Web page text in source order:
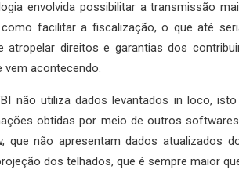
envolvida possibilitar a transmissão
facilitar a fiscalização, o que até
atropelar direitos e garantias dos
vem acontecendo.
não utiliza dados levantados in loco,
obtidas por meio de outros
que não apresentam dados atualizados
dos telhados, que é sempre maior